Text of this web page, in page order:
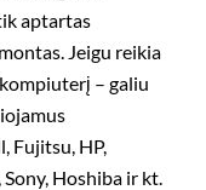
aptartas
Jeigu reikia
– galiu
Fujitsu, HP,
Hoshiba ir kt.